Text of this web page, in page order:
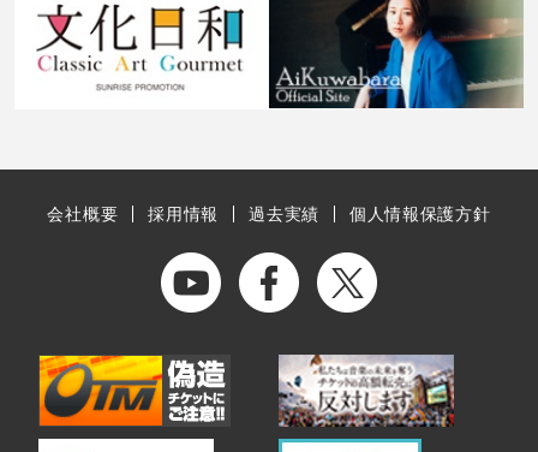
会社概要 採用情報 過去実績 個人情報保護方針